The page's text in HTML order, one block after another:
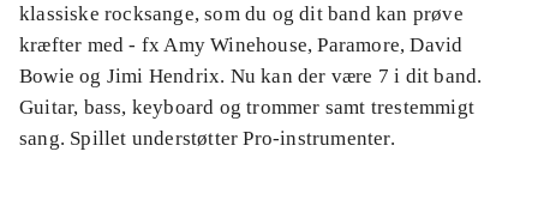
klassiske rocksange, som du og dit band kan prøve
kræfter med - fx Amy Winehouse, Paramore, David
Bowie og Jimi Hendrix. Nu kan der være 7 i dit band.
Guitar, bass, keyboard og trommer samt trestemmigt
sang. Spillet understøtter Pro-instrumenter.